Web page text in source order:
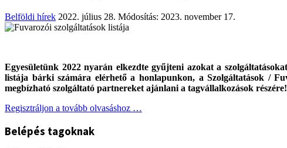
Belföldi hírek 2022. július 28. Módosítás: 2023. november 17.
Egyesületünk 2022 nyarán elkezdte gyűjteni azokat a
listája bárki számára elérhető a honlapunkon, a Szolgáltatások /
megbízható szolgáltató partnereket ajánlani a tagvállalkozások részére!
Regisztráljon a tovább olvasáshoz …
Belépés tagoknak